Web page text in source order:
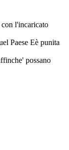
l'incaricato
Paese Eè punita
possano